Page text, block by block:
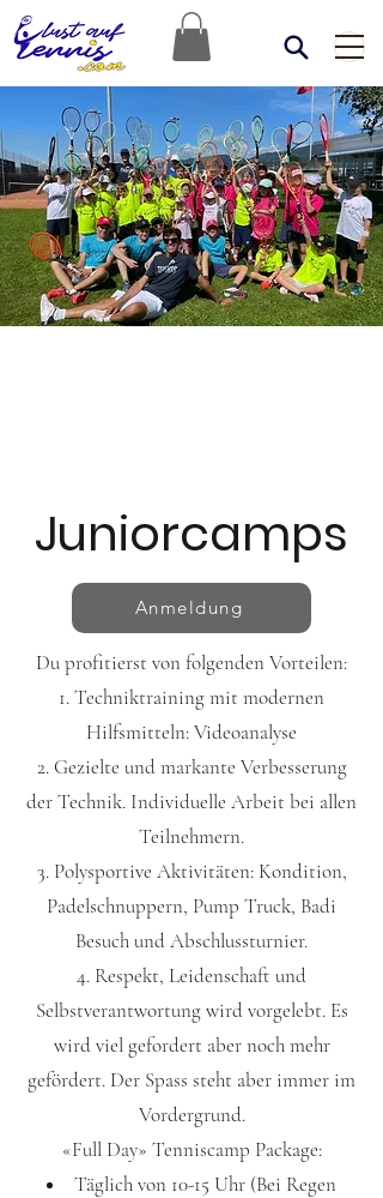
Juniorcamps
Anmeldung
Du profitierst von folgenden Vorteilen:
Techniktraining mit modernen
Hilfsmitteln: Videoanalyse
Gezielte und markante Verbesserung
der Technik. Individuelle Arbeit bei allen
Teilnehmern.
Polysportive Aktivitäten: Kondition,
Padelschnuppern, Pump Truck, Badi
Besuch und Abschlussturnier.
Respekt, Leidenschaft und
Selbstverantwortung wird vorgelebt. Es
wird viel gefordert aber noch mehr
gefördert. Der Spass steht aber immer im
Vordergrund.
«Full Day» Tenniscamp Package:
Täglich von 10-15 Uhr (Bei Regen